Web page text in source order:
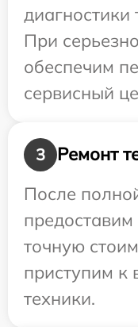
диагностики
При
обеспечим
сервисный
3
Ремонт
После
точную
приступим к
техники.